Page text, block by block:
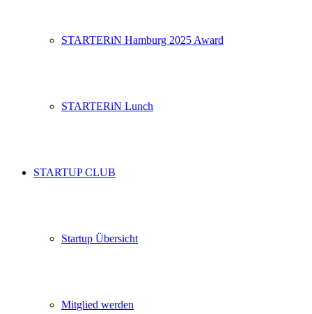
STARTERiN Hamburg 2025 Award
STARTERiN Lunch
STARTUP CLUB
Startup Übersicht
Mitglied werden